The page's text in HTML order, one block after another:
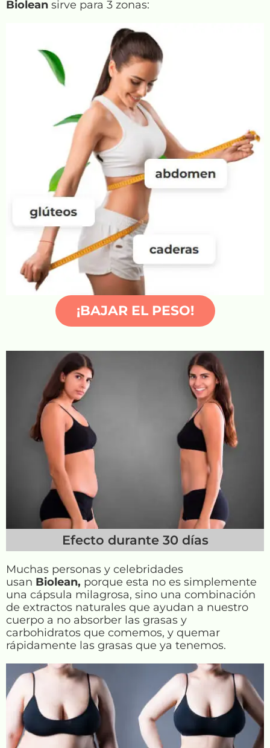
Biolean sirve para 3 zonas:
¡BAJAR EL PESO!
Efecto durante 30 días
Muchas personas y celebridades
usan Biolean, porque esta no es simplemente
una cápsula milagrosa, sino una combinación
de extractos naturales que ayudan a nuestro
cuerpo a no absorber las grasas y
carbohidratos que comemos, y quemar
rápidamente las grasas que ya tenemos.